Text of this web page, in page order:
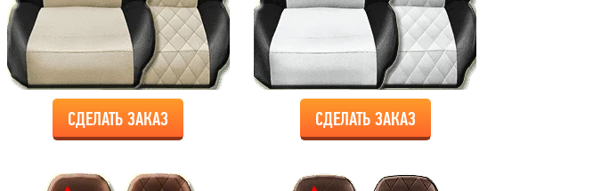
СДЕЛАТЬ ЗАКАЗ СДЕЛАТЬ ЗАКАЗ